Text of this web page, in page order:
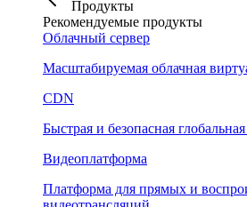
Продукты
Рекомендуемые продукты
Облачный сервер
Масштабируемая облачная
CDN
Быстрая и безопасная
Видеоплатформа
Платформа для прямых и